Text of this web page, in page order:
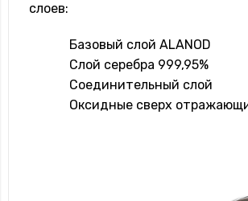
слоев:
Базовый слой ALANOD
Слой серебра 999,95%
Соединительный слой
Оксидные сверх